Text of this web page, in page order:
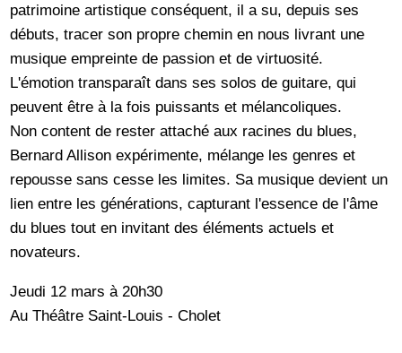
patrimoine artistique conséquent, il a su, depuis ses
débuts, tracer son propre chemin en nous livrant une
musique empreinte de passion et de virtuosité.
L'émotion transparaît dans ses solos de guitare, qui
peuvent être à la fois puissants et mélancoliques.
Non content de rester attaché aux racines du blues,
Bernard Allison expérimente, mélange les genres et
repousse sans cesse les limites. Sa musique devient un
lien entre les générations, capturant l'essence de l'âme
du blues tout en invitant des éléments actuels et
novateurs.
Jeudi 12 mars à 20h30
Au Théâtre Saint-Louis - Cholet